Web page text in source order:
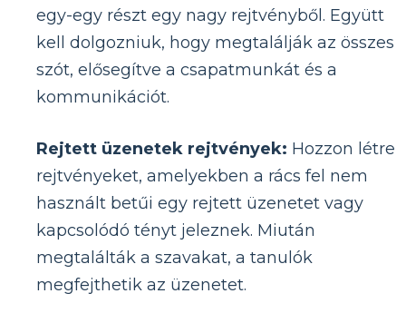
egy-egy részt egy nagy rejtvényből. Együtt
kell dolgozniuk, hogy megtalálják az összes
szót, elősegítve a csapatmunkát és a
kommunikációt.
Rejtett üzenetek rejtvények: Hozzon létre
rejtvényeket, amelyekben a rács fel nem
használt betűi egy rejtett üzenetet vagy
kapcsolódó tényt jeleznek. Miután
megtalálták a szavakat, a tanulók
megfejthetik az üzenetet.